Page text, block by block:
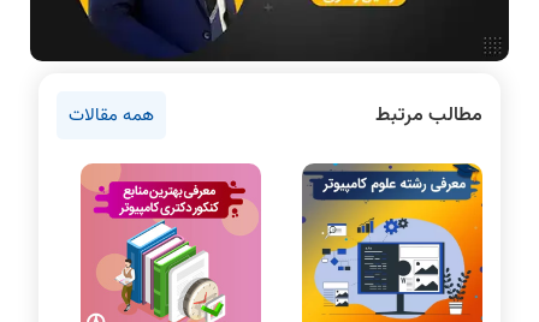
دروس مهندسی کامپیوتر
پایتون
سی شارپ
علم داده
مقاله نویسی
مطالب مرتبط همه مقالات